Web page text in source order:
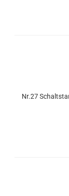
Nr.27